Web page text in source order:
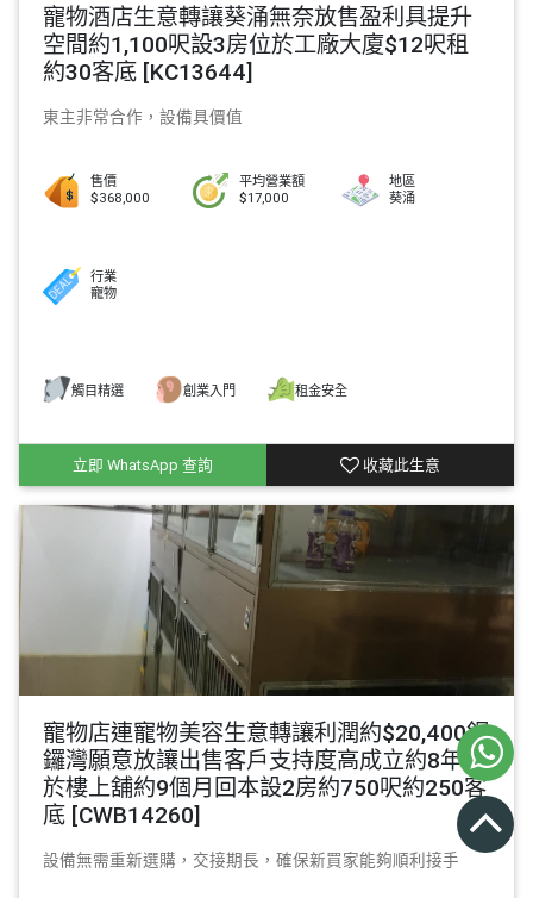
寵物酒店生意轉讓葵涌無奈放售盈利具提升
空間約1,100呎設3房位於工廠大廈$12呎租
約30客底 [KC13644]
東主非常合作，設備具價值
售價
$368,000
平均營業額
$17,000
地區
葵涌
行業
寵物
觸目精選 創業入門 租金安全
立即 WhatsApp 查詢 收藏此生意
寵物店連寵物美容生意轉讓利潤約$20,400銅
鑼灣願意放讓出售客戶支持度高成立約8年位
於樓上舖約9個月回本設2房約750呎約250客
底 [CWB14260]
設備無需重新選購，交接期長，確保新買家能夠順利接手